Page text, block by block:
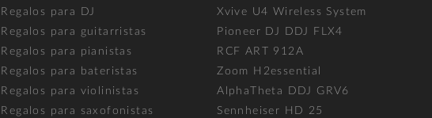
Regalos para DJ
Regalos para guitarristas
Regalos para pianistas
Regalos para bateristas
Regalos para violinistas
Regalos para saxofonistas
Xvive U4 Wireless System
Pioneer DJ DDJ FLX4
RCF ART 912A
Zoom H2essential
AlphaTheta DDJ GRV6
Sennheiser HD 25